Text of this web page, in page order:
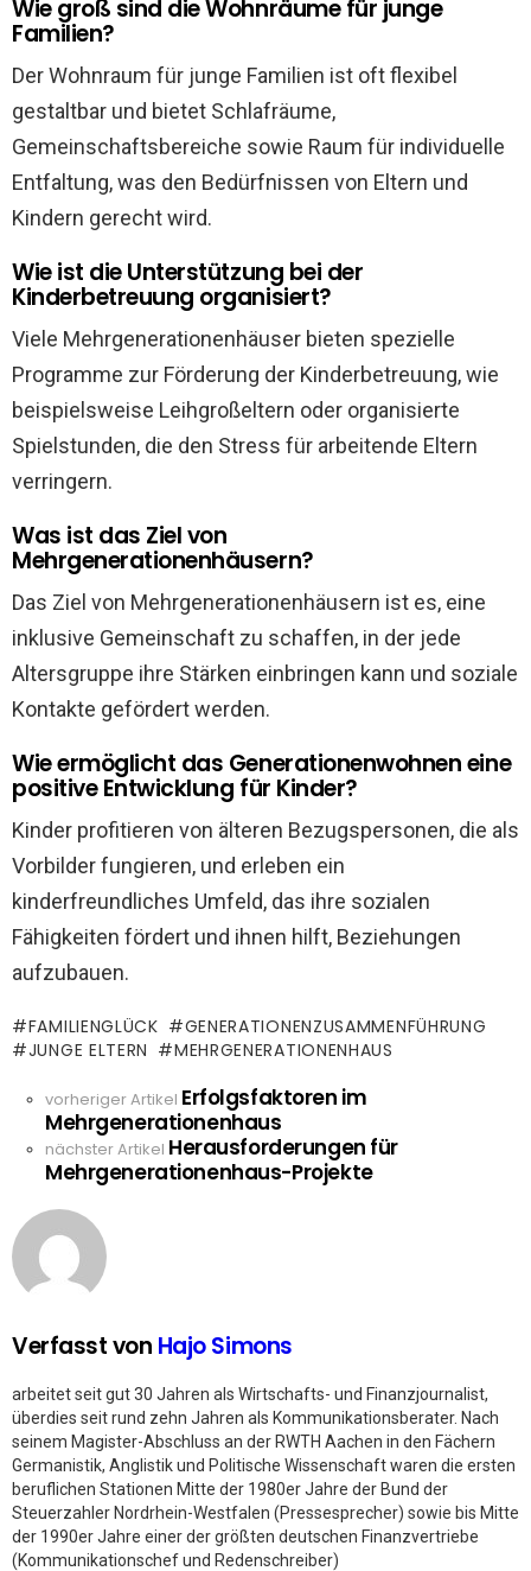
Wie groß sind die Wohnräume für junge
Familien?
Der Wohnraum für junge Familien ist oft flexibel
gestaltbar und bietet Schlafräume,
Gemeinschaftsbereiche sowie Raum für individuelle
Entfaltung, was den Bedürfnissen von Eltern und
Kindern gerecht wird.
Wie ist die Unterstützung bei der
Kinderbetreuung organisiert?
Viele Mehrgenerationenhäuser bieten spezielle
Programme zur Förderung der Kinderbetreuung, wie
beispielsweise Leihgroßeltern oder organisierte
Spielstunden, die den Stress für arbeitende Eltern
verringern.
Was ist das Ziel von
Mehrgenerationenhäusern?
Das Ziel von Mehrgenerationenhäusern ist es, eine
inklusive Gemeinschaft zu schaffen, in der jede
Altersgruppe ihre Stärken einbringen kann und soziale
Kontakte gefördert werden.
Wie ermöglicht das Generationenwohnen eine
positive Entwicklung für Kinder?
Kinder profitieren von älteren Bezugspersonen, die als
Vorbilder fungieren, und erleben ein
kinderfreundliches Umfeld, das ihre sozialen
Fähigkeiten fördert und ihnen hilft, Beziehungen
aufzubauen.
FAMILIENGLÜCK
GENERATIONENZUSAMMENFÜHRUNG
JUNGE ELTERN
MEHRGENERATIONENHAUS
See
more
vorheriger Artikel Erfolgsfaktoren im
Mehrgenerationenhaus
nächster Artikel Herausforderungen für
Mehrgenerationenhaus-Projekte
Verfasst von Hajo Simons
arbeitet seit gut 30 Jahren als Wirtschafts- und Finanzjournalist,
überdies seit rund zehn Jahren als Kommunikationsberater. Nach
seinem Magister-Abschluss an der RWTH Aachen in den Fächern
Germanistik, Anglistik und Politische Wissenschaft waren die ersten
beruflichen Stationen Mitte der 1980er Jahre der Bund der
Steuerzahler Nordrhein-Westfalen (Pressesprecher) sowie bis Mitte
der 1990er Jahre einer der größten deutschen Finanzvertriebe
(Kommunikationschef und Redenschreiber)